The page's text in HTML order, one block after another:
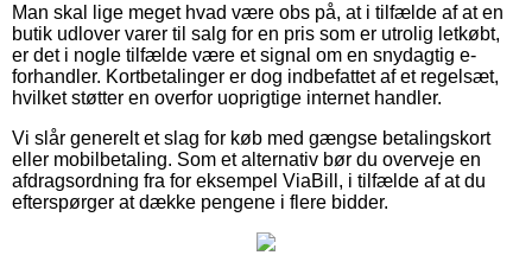
Man skal lige meget hvad være obs på, at i tilfælde af at en
butik udlover varer til salg for en pris som er utrolig letkøbt,
er det i nogle tilfælde være et signal om en snydagtig e-
forhandler. Kortbetalinger er dog indbefattet af et regelsæt,
hvilket støtter en overfor uoprigtige internet handler.
Vi slår generelt et slag for køb med gængse betalingskort
eller mobilbetaling. Som et alternativ bør du overveje en
afdragsordning fra for eksempel ViaBill, i tilfælde af at du
efterspørger at dække pengene i flere bidder.